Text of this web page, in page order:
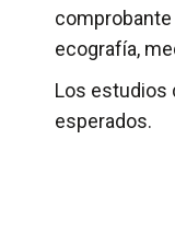
ecografía,
Los estudios
esperados.